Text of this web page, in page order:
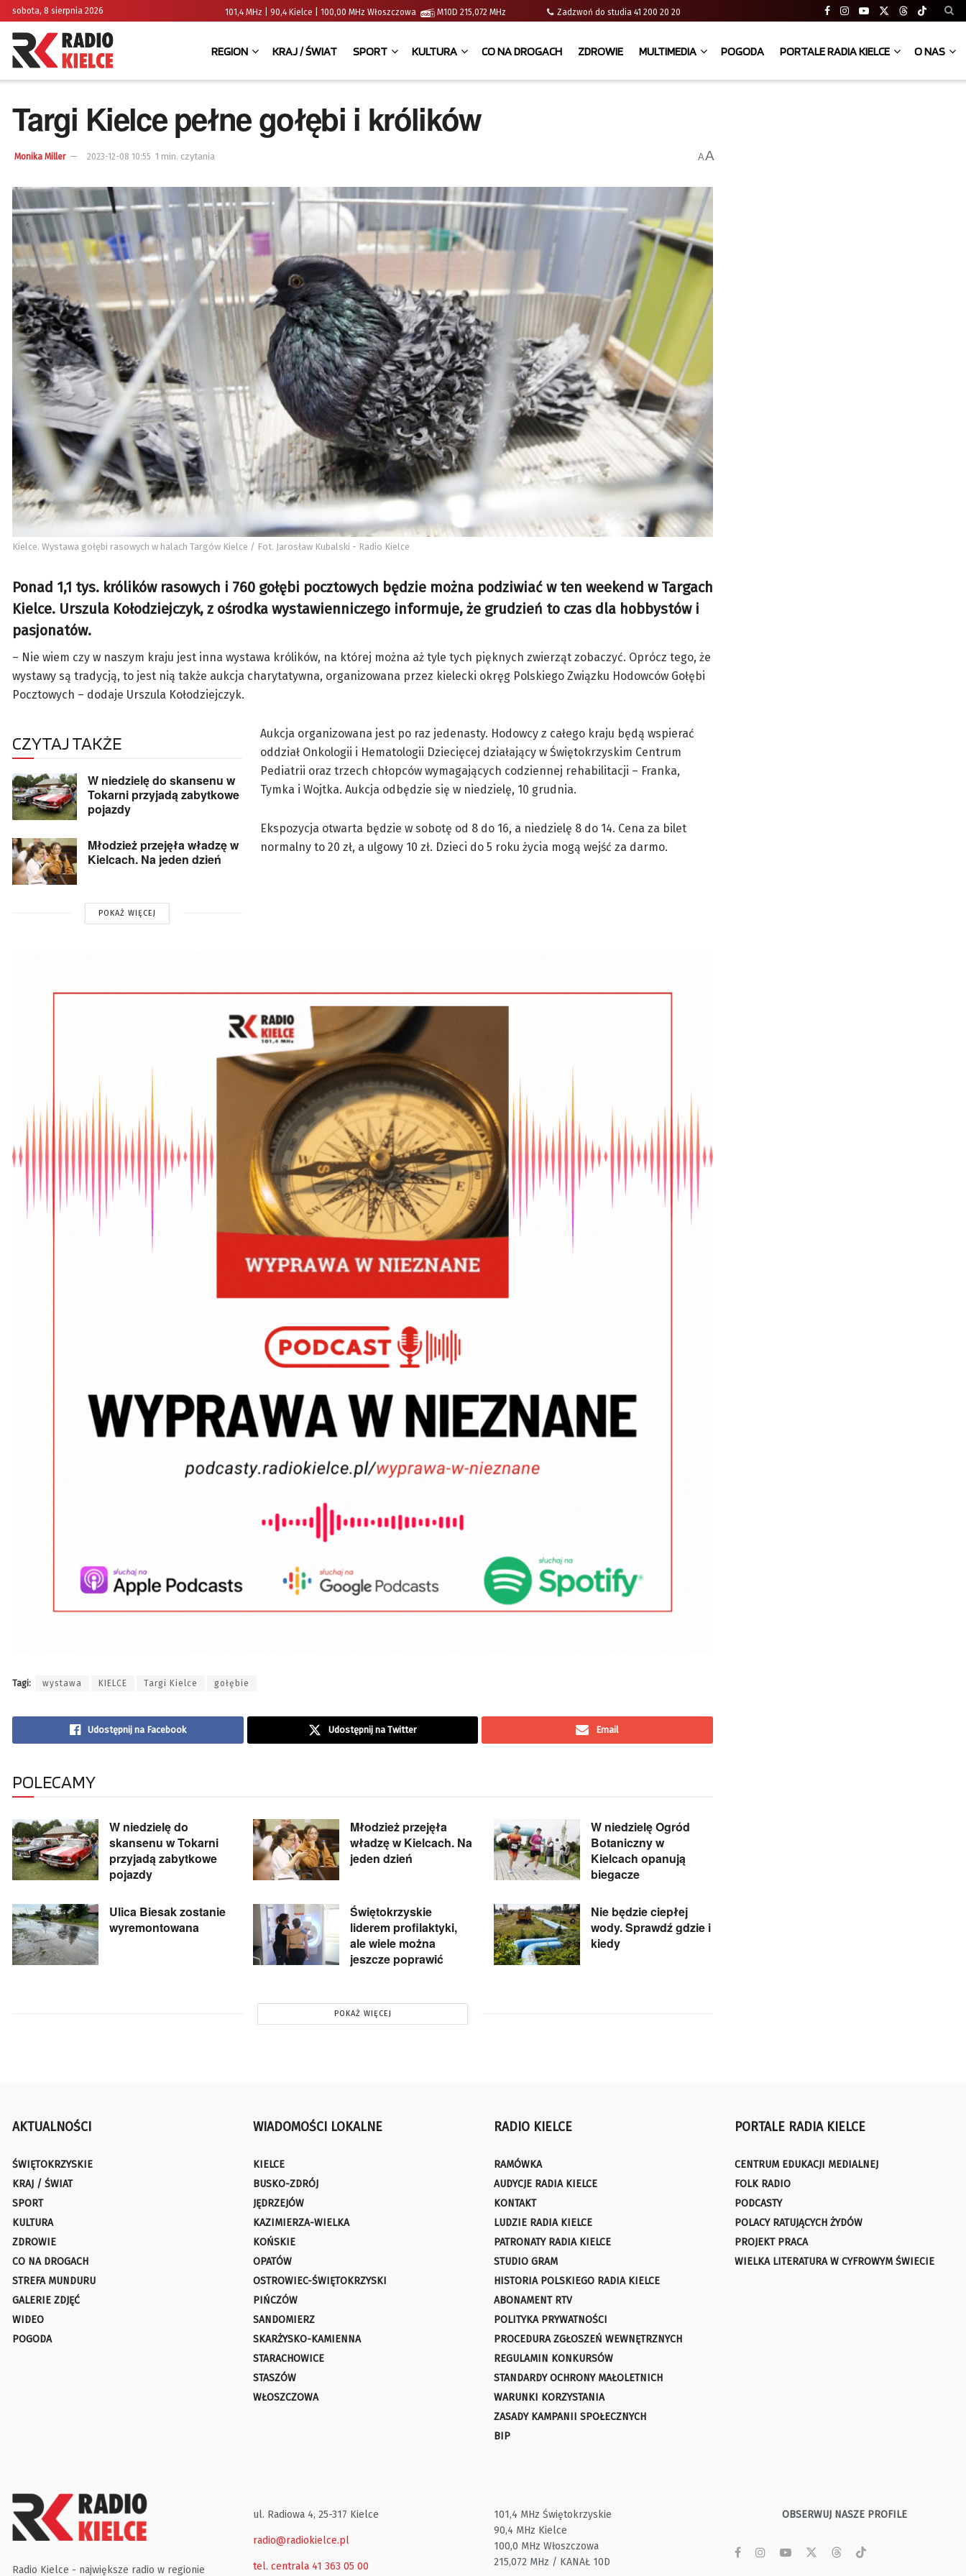
sobota, 8 sierpnia 2026 101,4 MHz | 90,4 Kielce | 100,00 MHz Włoszczowa M10D 215,072 MHz Zadzwoń do studia 41 200 20 20
REGION KRAJ / ŚWIAT SPORT KULTURA CO NA DROGACH ZDROWIE MULTIMEDIA POGODA PORTALE RADIA KIELCE O NAS
Targi Kielce pełne gołębi i królików
Monika Miller 2023-12-08 10:55 1 min. czytania AA
Kielce. Wystawa gołębi rasowych w halach Targów Kielce / Fot. Jarosław Kubalski - Radio Kielce
Ponad 1,1 tys. królików rasowych i 760 gołębi pocztowych będzie można podziwiać w ten weekend w Targach
Kielce. Urszula Kołodziejczyk, z ośrodka wystawienniczego informuje, że grudzień to czas dla hobbystów i
pasjonatów.
– Nie wiem czy w naszym kraju jest inna wystawa królików, na której można aż tyle tych pięknych zwierząt zobaczyć. Oprócz tego, że
wystawy są tradycją, to jest nią także aukcja charytatywna, organizowana przez kielecki okręg Polskiego Związku Hodowców Gołębi
Pocztowych – dodaje Urszula Kołodziejczyk.
CZYTAJ TAKŻE
W niedzielę do skansenu w
Tokarni przyjadą zabytkowe
pojazdy
Młodzież przejęła władzę w
Kielcach. Na jeden dzień
POKAŻ WIĘCEJ
Aukcja organizowana jest po raz jedenasty. Hodowcy z całego kraju będą wspierać
oddział Onkologii i Hematologii Dziecięcej działający w Świętokrzyskim Centrum
Pediatrii oraz trzech chłopców wymagających codziennej rehabilitacji – Franka,
Tymka i Wojtka. Aukcja odbędzie się w niedzielę, 10 grudnia.
Ekspozycja otwarta będzie w sobotę od 8 do 16, a niedzielę 8 do 14. Cena za bilet
normalny to 20 zł, a ulgowy 10 zł. Dzieci do 5 roku życia mogą wejść za darmo.
Tagi: wystawa KIELCE Targi Kielce gołębie
Udostępnij na Facebook Udostępnij na Twitter Email
POLECAMY
W niedzielę do
skansenu w Tokarni
przyjadą zabytkowe
pojazdy
Młodzież przejęła
władzę w Kielcach. Na
jeden dzień
W niedzielę Ogród
Botaniczny w
Kielcach opanują
biegacze
Ulica Biesak zostanie
wyremontowana
Świętokrzyskie
liderem profilaktyki,
ale wiele można
jeszcze poprawić
Nie będzie ciepłej
wody. Sprawdź gdzie i
kiedy
POKAŻ WIĘCEJ
AKTUALNOŚCI
ŚWIĘTOKRZYSKIE
KRAJ / ŚWIAT
SPORT
KULTURA
ZDROWIE
CO NA DROGACH
STREFA MUNDURU
GALERIE ZDJĘĆ
WIDEO
POGODA
WIADOMOŚCI LOKALNE
KIELCE
BUSKO-ZDRÓJ
JĘDRZEJÓW
KAZIMIERZA-WIELKA
KOŃSKIE
OPATÓW
OSTROWIEC-ŚWIĘTOKRZYSKI
PIŃCZÓW
SANDOMIERZ
SKARŻYSKO-KAMIENNA
STARACHOWICE
STASZÓW
WŁOSZCZOWA
RADIO KIELCE
RAMÓWKA
AUDYCJE RADIA KIELCE
KONTAKT
LUDZIE RADIA KIELCE
PATRONATY RADIA KIELCE
STUDIO GRAM
HISTORIA POLSKIEGO RADIA KIELCE
ABONAMENT RTV
POLITYKA PRYWATNOŚCI
PROCEDURA ZGŁOSZEŃ WEWNĘTRZNYCH
REGULAMIN KONKURSÓW
STANDARDY OCHRONY MAŁOLETNICH
WARUNKI KORZYSTANIA
ZASADY KAMPANII SPOŁECZNYCH
BIP
PORTALE RADIA KIELCE
CENTRUM EDUKACJI MEDIALNEJ
FOLK RADIO
PODCASTY
POLACY RATUJĄCYCH ŻYDÓW
PROJEKT PRACA
WIELKA LITERATURA W CYFROWYM ŚWIECIE
Radio Kielce - największe radio w regionie
ul. Radiowa 4, 25-317 Kielce
radio@radiokielce.pl
tel. centrala 41 363 05 00
101,4 MHz Świętokrzyskie
90,4 MHz Kielce
100,0 MHz Włoszczowa
215,072 MHz / KANAŁ 10D
OBSERWUJ NASZE PROFILE